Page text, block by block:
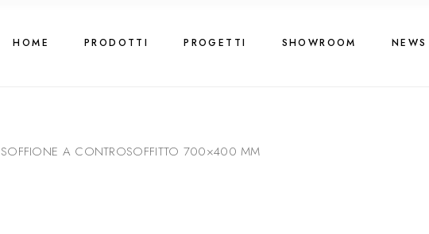
HOME PRODOTTI PROGETTI SHOWROOM NEWS
SOFFIONE A CONTROSOFFITTO 700×400 MM